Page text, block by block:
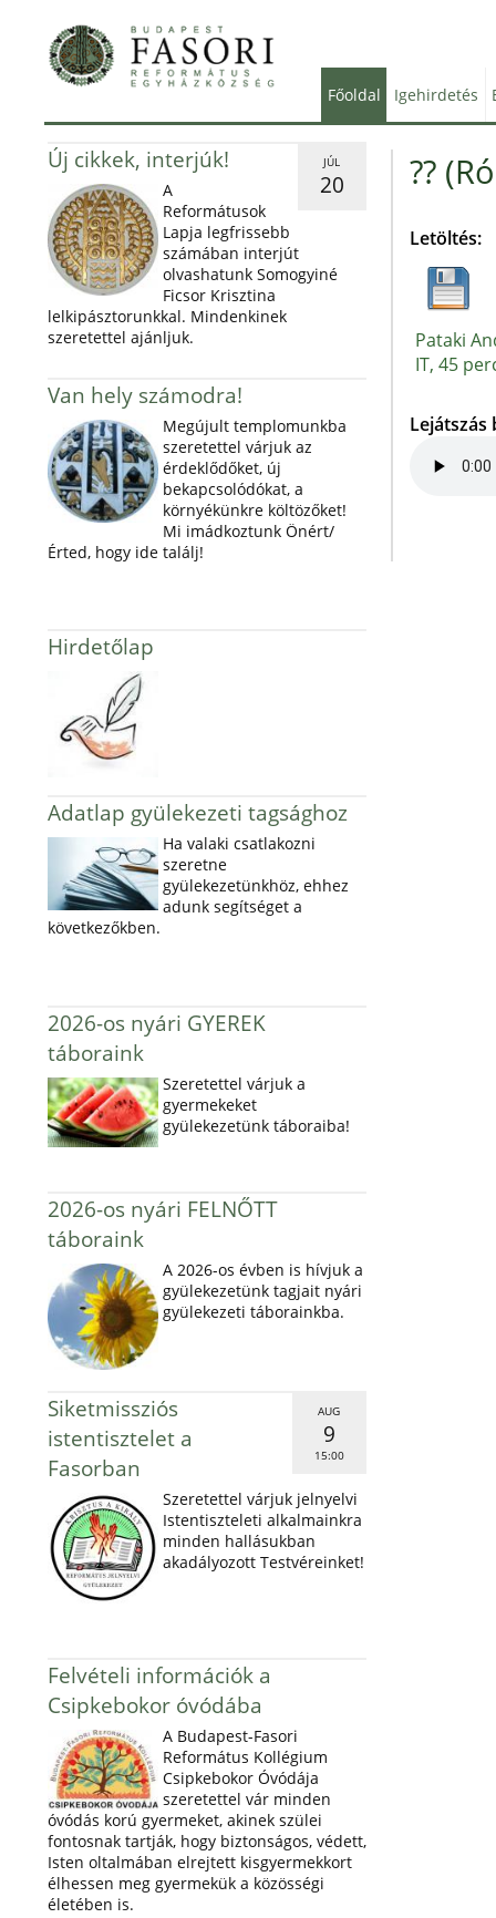
Főoldal Igehirdetés
JÚL
20
Új cikkek, interjúk!
A
Reformátusok
Lapja legfrissebb
számában interjút
olvashatunk Somogyiné
Ficsor Krisztina
lelkipásztorunkkal. Mindenkinek
szeretettel ajánljuk.
Van hely számodra!
Megújult templomunkba
szeretettel várjuk az
érdeklődőket, új
bekapcsolódókat, a
környékünkre költözőket!
Mi imádkoztunk Önért/
Érted, hogy ide találj!
Hirdetőlap
Adatlap gyülekezeti tagsághoz
Ha valaki csatlakozni
szeretne
gyülekezetünkhöz, ehhez
adunk segítséget a
következőkben.
2026-os nyári GYEREK
táboraink
Szeretettel várjuk a
gyermekeket
gyülekezetünk táboraiba!
2026-os nyári FELNŐTT
táboraink
A 2026-os évben is hívjuk a
gyülekezetünk tagjait nyári
gyülekezeti táborainkba.
AUG
9
15:00
Siketmissziós
istentisztelet a
Fasorban
Szeretettel várjuk jelnyelvi
Istentiszteleti alkalmainkra
minden hallásukban
akadályozott Testvéreinket!
Felvételi információk a
Csipkebokor óvódába
A Budapest-Fasori
Református Kollégium
Csipkebokor Óvódája
szeretettel vár minden
óvódás korú gyermeket, akinek szülei
fontosnak tartják, hogy biztonságos, védett,
Isten oltalmában elrejtett kisgyermekkort
élhessen meg gyermekük a közösségi
életében is.
??
Letöltés:
Pataki
IT, 45
Lejátszás